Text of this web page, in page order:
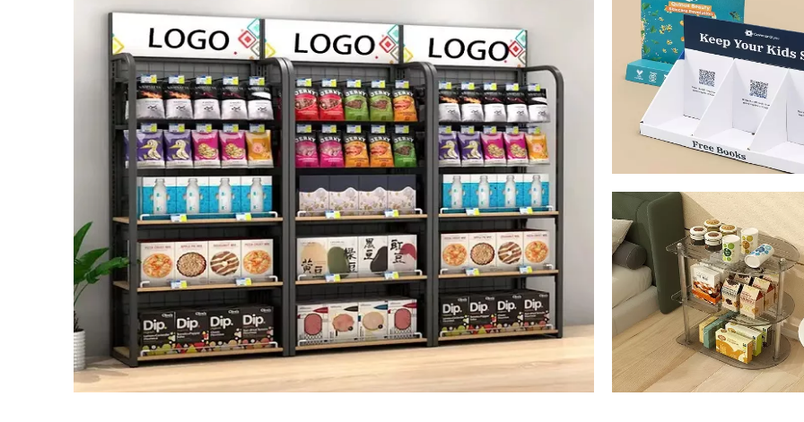
Soporte de
cartón
Soporte de
acrílico